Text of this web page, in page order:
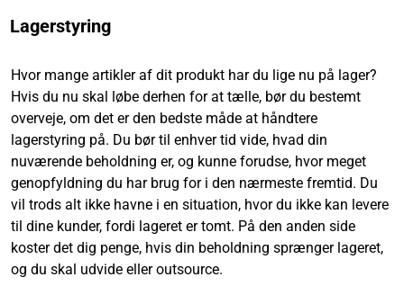
Lagerstyring
Hvor mange artikler af dit produkt har du lige nu på lager?
Hvis du nu skal løbe derhen for at tælle, bør du bestemt
overveje, om det er den bedste måde at håndtere
lagerstyring på. Du bør til enhver tid vide, hvad din
nuværende beholdning er, og kunne forudse, hvor meget
genopfyldning du har brug for i den nærmeste fremtid. Du
vil trods alt ikke havne i en situation, hvor du ikke kan levere
til dine kunder, fordi lageret er tomt. På den anden side
koster det dig penge, hvis din beholdning sprænger lageret,
og du skal udvide eller outsource.